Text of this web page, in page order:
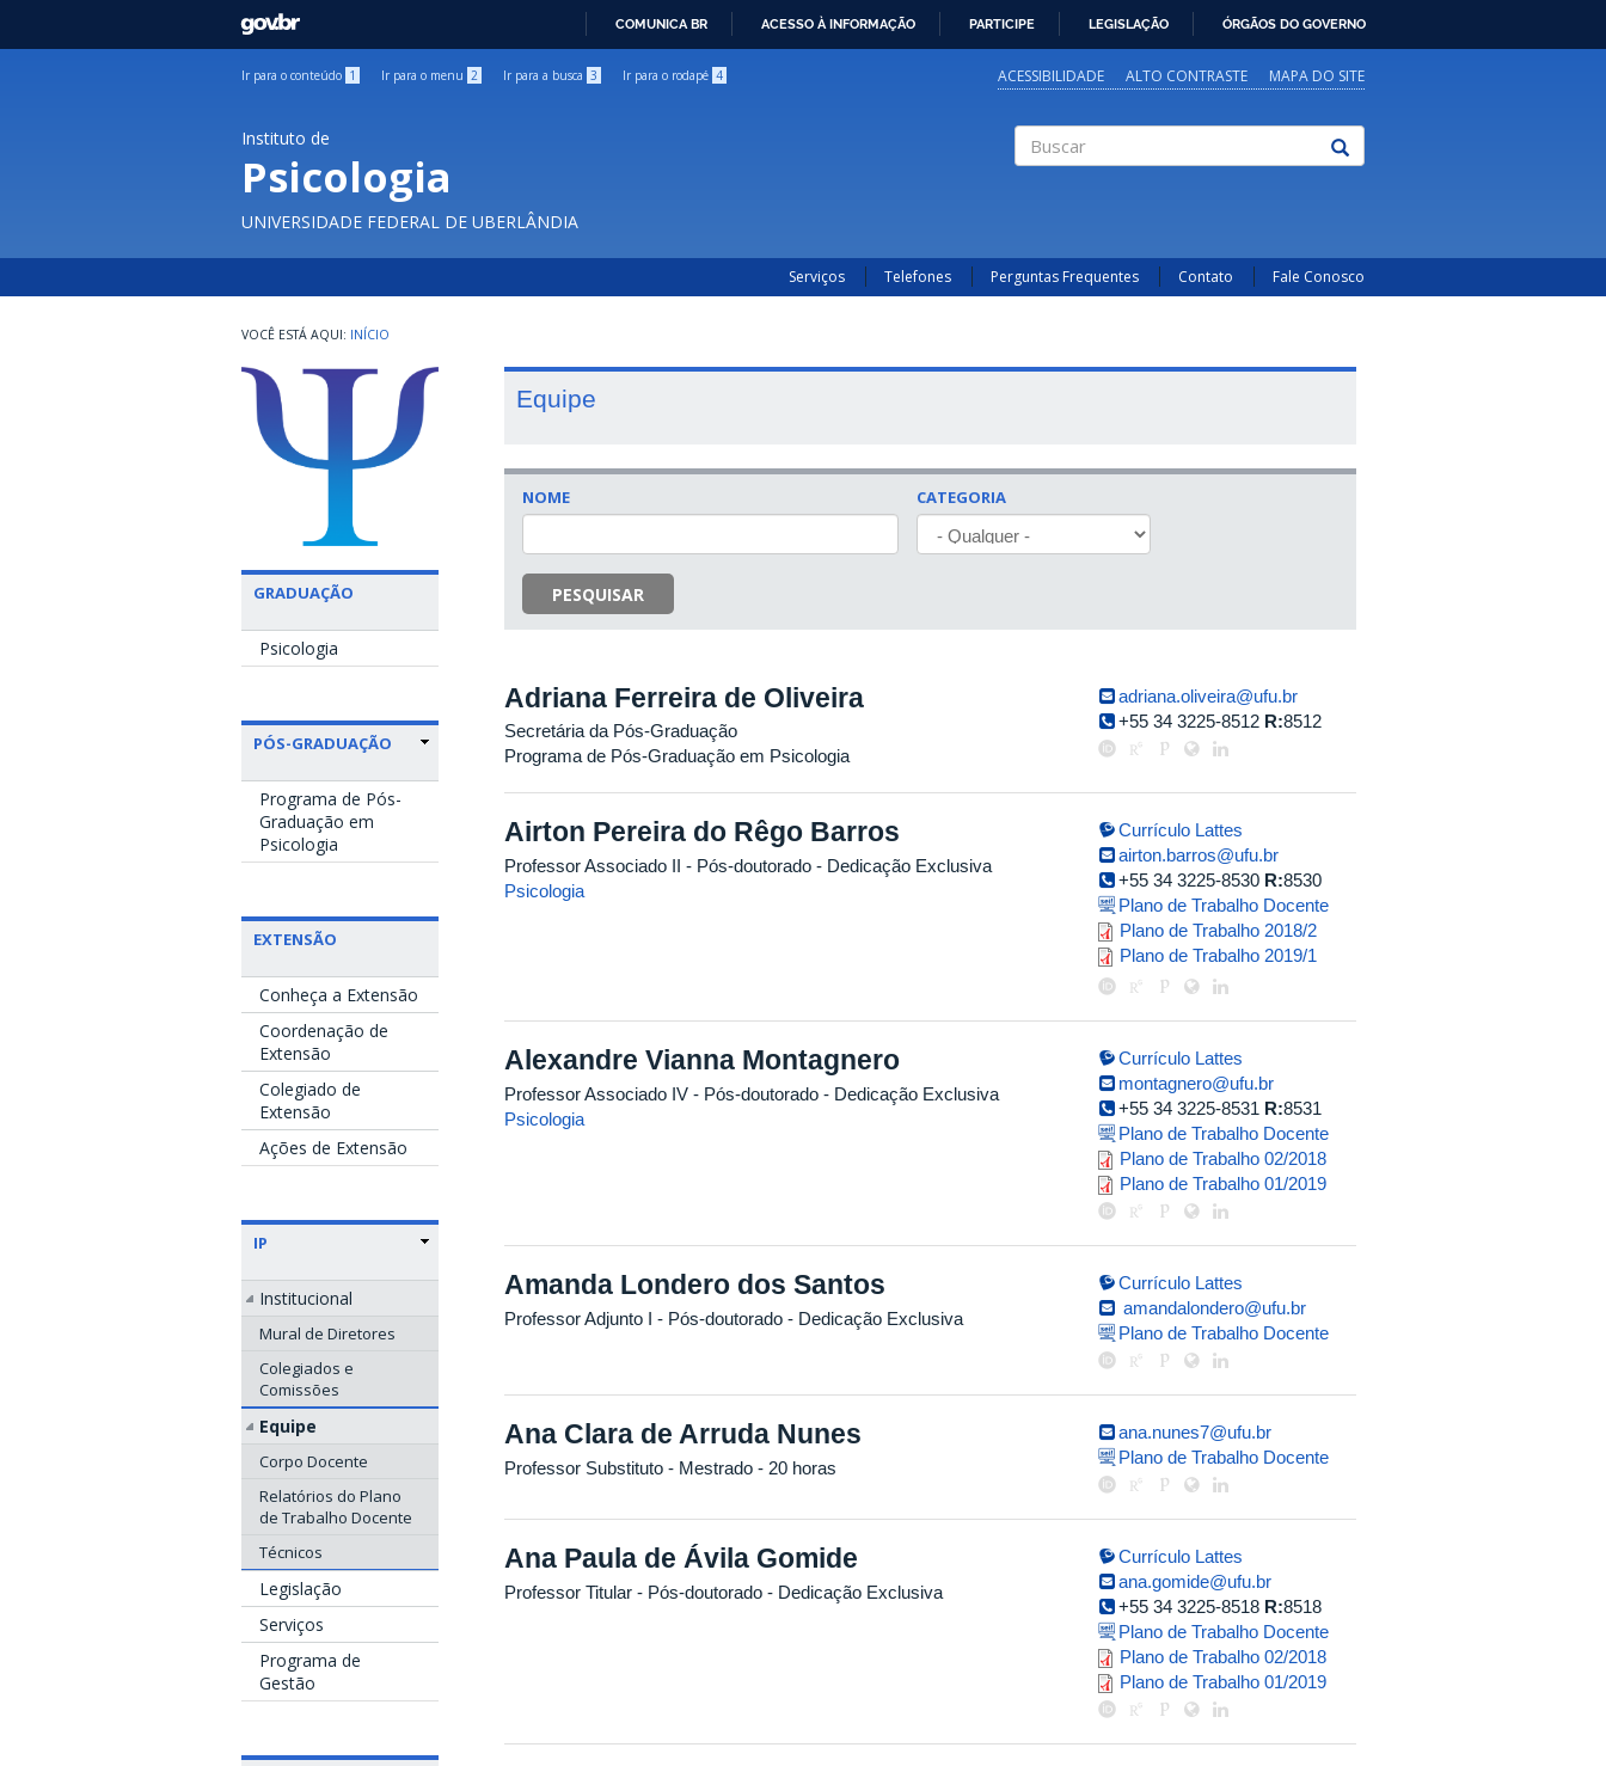
GOVBR
COMUNICA BR ACESSO À INFORMAÇÃO PARTICIPE LEGISLAÇÃO ÓRGÃOS DO GOVERNO
Ir para o conteúdo 1 Ir para o menu 2 Ir para a busca 3 Ir para o rodapé 4 ACESSIBILIDADE ALTO CONTRASTE MAPA DO SITE
Instituto de
Psicologia
UNIVERSIDADE FEDERAL DE UBERLÂNDIA
Serviços Telefones Perguntas Frequentes Contato Fale Conosco
INÍCIO
GRADUAÇÃO
Psicologia
PÓS-GRADUAÇÃO
Programa de Pós-
Graduação em
Psicologia
EXTENSÃO
Conheça a Extensão
Coordenação de
Extensão
Colegiado de
Extensão
Ações de Extensão
IP
Institucional
Mural de Diretores
Colegiados e
Comissões
Equipe
Corpo Docente
Relatórios do Plano
de Trabalho Docente
Técnicos
Legislação
Serviços
Programa de
Gestão
Equipe
NOME CATEGORIA
PESQUISAR
Adriana Ferreira de Oliveira
Secretária da Pós-Graduação
Programa de Pós-Graduação em Psicologia
adriana.oliveira@ufu.br
+55 34 3225-8512 R:8512
Airton Pereira do Rêgo Barros
Professor Associado II - Pós-doutorado - Dedicação Exclusiva
Psicologia
Currículo Lattes
airton.barros@ufu.br
+55 34 3225-8530 R:8530
Plano de Trabalho Docente
Plano de Trabalho 2018/2
Plano de Trabalho 2019/1
Alexandre Vianna Montagnero
Professor Associado IV - Pós-doutorado - Dedicação Exclusiva
Psicologia
Currículo Lattes
montagnero@ufu.br
+55 34 3225-8531 R:8531
Plano de Trabalho Docente
Plano de Trabalho 02/2018
Plano de Trabalho 01/2019
Amanda Londero dos Santos
Professor Adjunto I - Pós-doutorado - Dedicação Exclusiva
Currículo Lattes
amandalondero@ufu.br
Plano de Trabalho Docente
Ana Clara de Arruda Nunes
Professor Substituto - Mestrado - 20 horas
ana.nunes7@ufu.br
Plano de Trabalho Docente
Ana Paula de Ávila Gomide
Professor Titular - Pós-doutorado - Dedicação Exclusiva
Currículo Lattes
ana.gomide@ufu.br
+55 34 3225-8518 R:8518
Plano de Trabalho Docente
plano_anapaula.pdf
Plano de Trabalho 02/2018
Plano de Trabalho 01/2019